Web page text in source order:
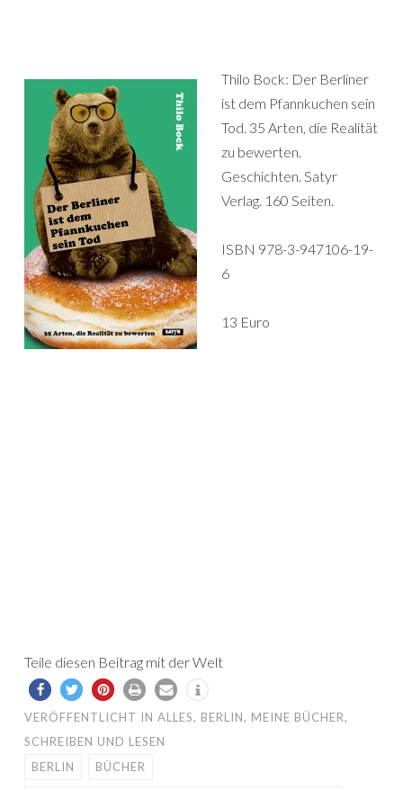
Thilo Bock: Der Berliner
ist dem Pfannkuchen sein
Tod. 35 Arten, die Realität
zu bewerten.
Geschichten. Satyr
Verlag. 160 Seiten.
ISBN 978-3-947106-19-
6
13 Euro
Teile diesen Beitrag mit der Welt
VERÖFFENTLICHT IN ALLES, BERLIN, MEINE BÜCHER,
SCHREIBEN UND LESEN
BERLIN
BÜCHER